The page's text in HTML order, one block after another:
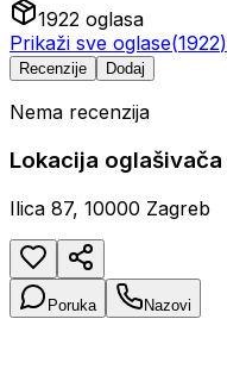
1922 oglasa
Prikaži sve oglase(1922)
Recenzije Dodaj
Nema recenzija
Lokacija oglašivača
Ilica 87, 10000 Zagreb
Poruka Nazovi